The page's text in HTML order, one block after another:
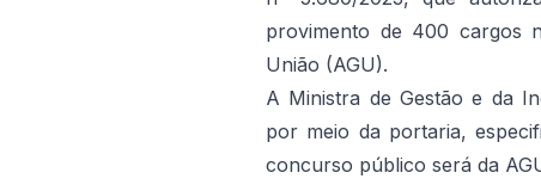
provimento de 400 cargos
União (AGU).
A Ministra de Gestão e da
por meio da portaria,
concurso público será da